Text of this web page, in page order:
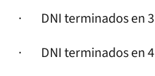
· DNI terminados en
· DNI terminados en